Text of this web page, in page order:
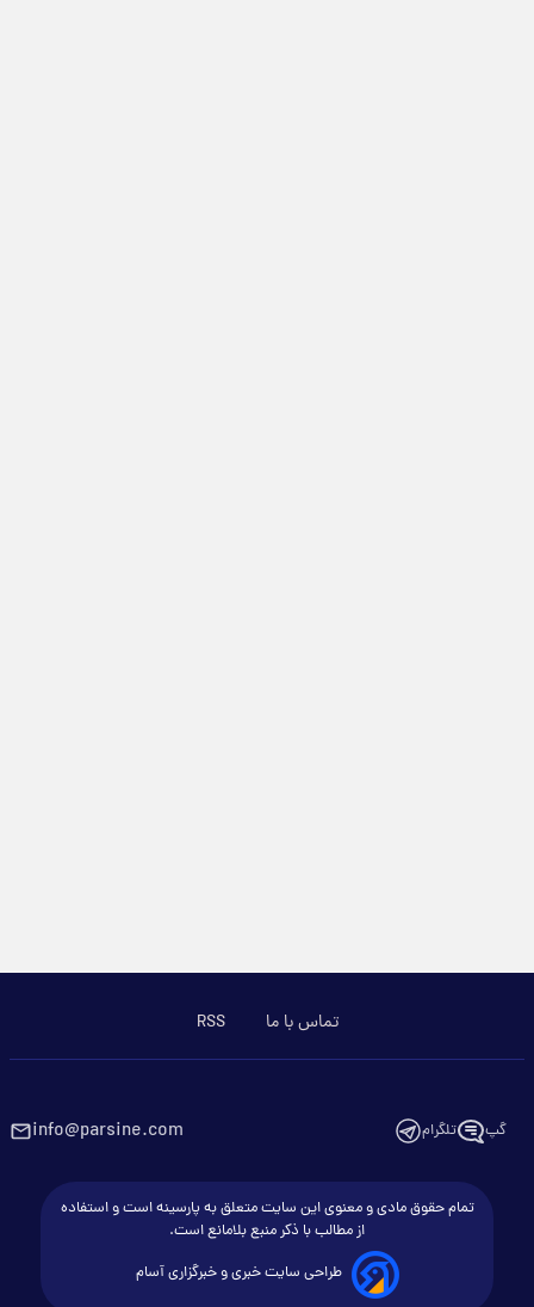
تماس با ما RSS
گپ تلگرام info@parsine.com
تمام حقوق مادی و معنوی این سایت متعلق به پارسینه است و استفاده
از مطالب با ذکر منبع بلامانع است.
طراحی سایت خبری و خبرگزاری آسام